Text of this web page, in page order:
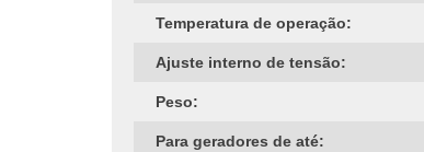
Temperatura de operação:
Ajuste interno de tensão:
Peso:
Para geradores de até: